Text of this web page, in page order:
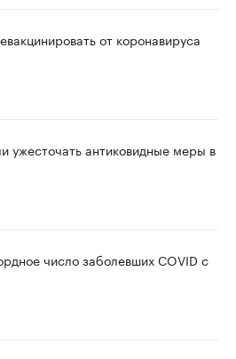
от коронавируса
ужесточать антиковидные меры в
число заболевших COVID с